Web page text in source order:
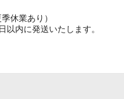
休業あり）
以内に発送いたします。